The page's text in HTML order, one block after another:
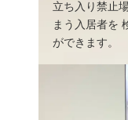
立ち入り禁止
まう入居者を
ができます。